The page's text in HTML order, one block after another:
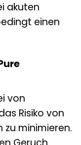
akuten
einen
von
Risiko von
zu minimieren.